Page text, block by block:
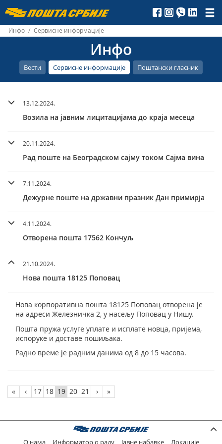
Пошта
Србије
д.о.о.
Инфо / Сервисне информације
Инфо
Вести Сервисне информације Поштански гласник
13.12.2024.
Возила на јавним лицитацијама до краја месеца
20.11.2024.
Рад поште на Београдском сајму током Сајма вина
7.11.2024.
Дежурне поште на државни празник Дан примирја
4.11.2024.
Отворена пошта 17562 Кончуљ
21.10.2024.
Нова пошта 18125 Поповац
Нова корпоративна пошта 18125 Поповац отворена је
на адреси Железничка 2, у насељу Поповац у Нишу.
Пошта пружа услуге уплате и исплате новца, пријема,
испоруке и доставе пошиљака.
Радно време је радним данима од 8 до 15 часова.
« ‹ 17 18 19 20 21 › »
О нама Информатор о раду Јавне набавке Локације